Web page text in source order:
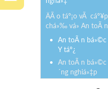
ÄÃ o táº¡o vÃ
chá»‰ vá» An toÃ
An toÃ n bá»©c
Y táº¿
An toÃ n bá»©c
´ng nghiá»‡p